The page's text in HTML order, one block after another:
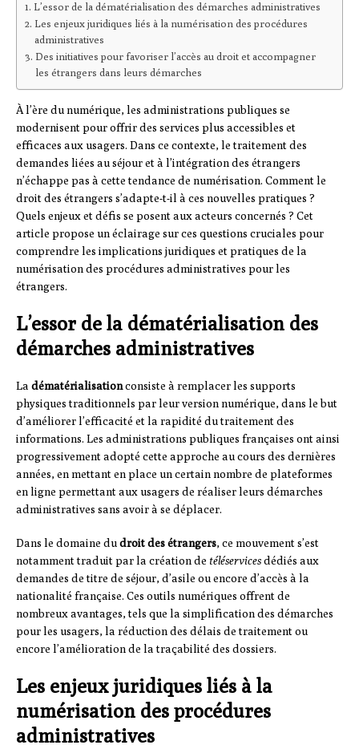
L’essor de la dématérialisation des démarches administratives
Les enjeux juridiques liés à la numérisation des procédures
administratives
Des initiatives pour favoriser l’accès au droit et accompagner
les étrangers dans leurs démarches
À l’ère du numérique, les administrations publiques se
modernisent pour offrir des services plus accessibles et
efficaces aux usagers. Dans ce contexte, le traitement des
demandes liées au séjour et à l’intégration des étrangers
n’échappe pas à cette tendance de numérisation. Comment le
droit des étrangers s’adapte-t-il à ces nouvelles pratiques ?
Quels enjeux et défis se posent aux acteurs concernés ? Cet
article propose un éclairage sur ces questions cruciales pour
comprendre les implications juridiques et pratiques de la
numérisation des procédures administratives pour les
étrangers.
L’essor de la dématérialisation des
démarches administratives
La dématérialisationconsiste à remplacer les supports
physiques traditionnels par leur version numérique, dans le but
d’améliorer l’efficacité et la rapidité du traitement des
informations. Les administrations publiques françaises ont ainsi
progressivement adopté cette approche au cours des dernières
années, en mettant en place un certain nombre de plateformes
en ligne permettant aux usagers de réaliser leurs démarches
administratives sans avoir à se déplacer.
Dans le domaine dudroit des étrangers, ce mouvement s’est
notamment traduit par la création de téléservicesdédiés aux
demandes de titre de séjour, d’asile ou encore d’accès à la
nationalité française. Ces outils numériques offrent de
nombreux avantages, tels que la simplification des démarches
pour les usagers, la réduction des délais de traitement ou
encore l’amélioration de la traçabilité des dossiers.
Les enjeux juridiques liés à la
numérisation des procédures
administratives